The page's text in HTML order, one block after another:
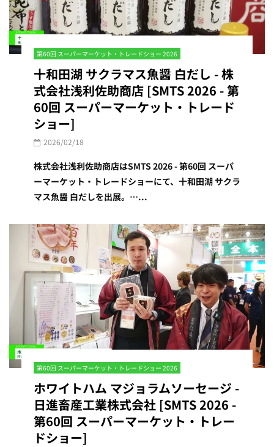
第60回 スーパーマーケット・トレードショー 2026
十和田湖 サクラマス魚醤 白だし - 株
式会社浅利佐助商店 [SMTS 2026 - 第
60回 スーパーマーケット・トレード
ショー]
2026/02/18
株式会社浅利佐助商店はSMTS 2026 - 第60回 スーパ
ーマーケット・トレードショーにて、十和田湖 サクラ
マス魚醤 白だしを出展。…...
第60回 スーパーマーケット・トレードショー 2026
ホワイトハム マジョラムソーセージ -
日進畜産工業株式会社 [SMTS 2026 -
第60回 スーパーマーケット・トレー
ドショー]